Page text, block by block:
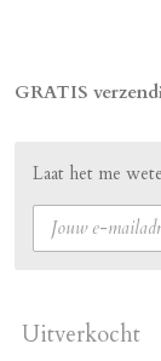
GRATIS
Laat het me
Uitverkocht